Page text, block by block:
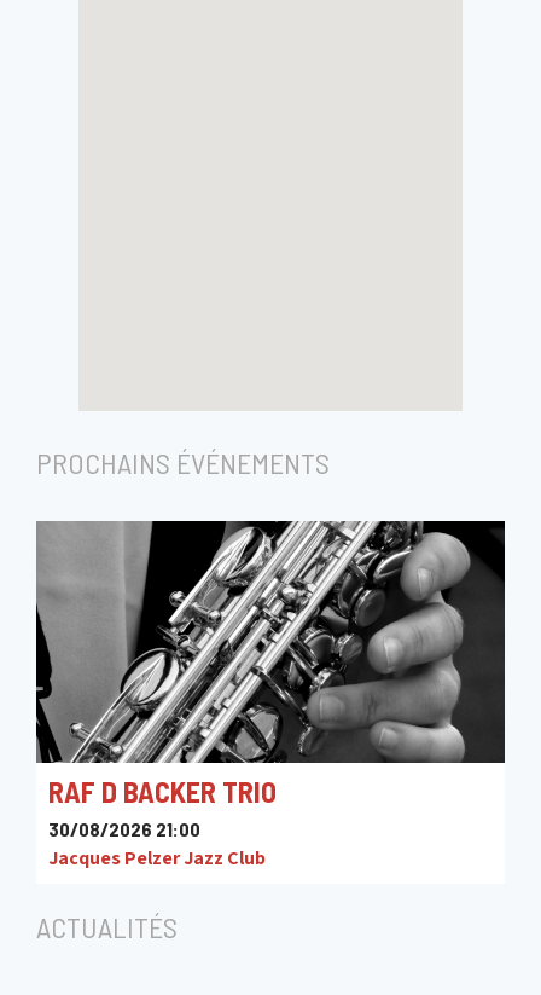
PROCHAINS ÉVÉNEMENTS
RAF D BACKER TRIO
30/08/2026 21:00
Jacques Pelzer Jazz Club
ACTUALITÉS